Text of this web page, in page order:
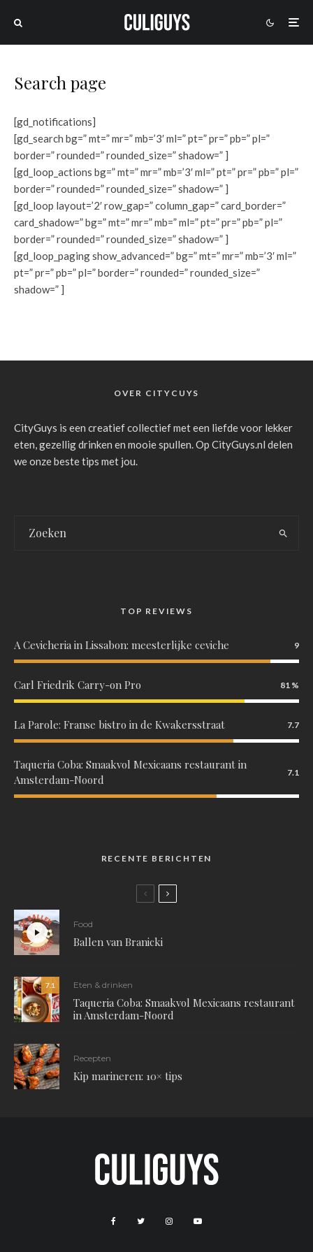
Search page
[gd_notifications]
[gd_search bg=” mt=” mr=” mb=’3′ ml=” pt=” pr=” pb=” pl=”
border=” rounded=” rounded_size=” shadow=” ]
[gd_loop_actions bg=” mt=” mr=” mb=’3′ ml=” pt=” pr=” pb=” pl=”
border=” rounded=” rounded_size=” shadow=” ]
[gd_loop layout=’2′ row_gap=” column_gap=” card_border=”
card_shadow=” bg=” mt=” mr=” mb=” ml=” pt=” pr=” pb=” pl=”
border=” rounded=” rounded_size=” shadow=” ]
[gd_loop_paging show_advanced=” bg=” mt=” mr=” mb=’3′ ml=”
pt=” pr=” pb=” pl=” border=” rounded=” rounded_size=”
shadow=” ]
OVER CITYCUYS
CityGuys is een creatief collectief met een liefde voor lekker
eten, gezellig drinken en mooie spullen. Op CityGuys.nl delen
we onze beste tips met jou.
TOP REVIEWS
A Cevicheria in Lissabon: meesterlijke ceviche 9
Carl Friedrik Carry-on Pro 81
La Parole: Franse bistro in de Kwakersstraat 7.7
Taqueria Coba: Smaakvol Mexicaans restaurant in
Amsterdam-Noord
7.1
RECENTE BERICHTEN
Food
Ballen van Branicki
7.1 Eten & drinken
Taqueria Coba: Smaakvol Mexicaans restaurant
in Amsterdam-Noord
Recepten
Kip marineren: 10× tips